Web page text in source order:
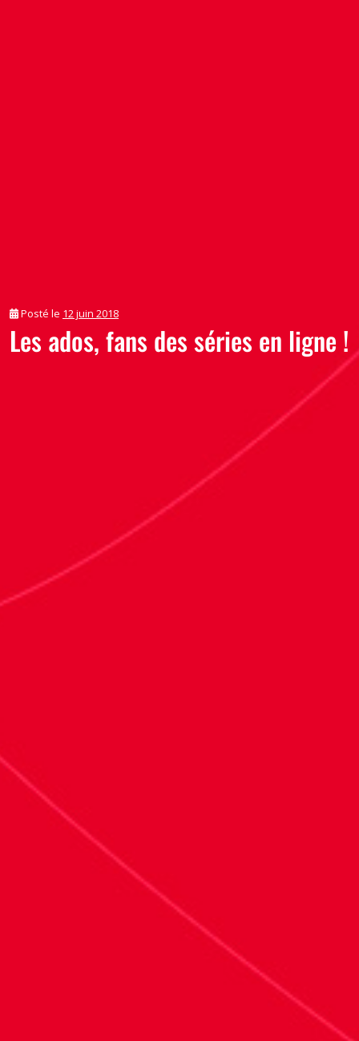
Posté le 12 juin 2018
Les ados, fans des séries en ligne !